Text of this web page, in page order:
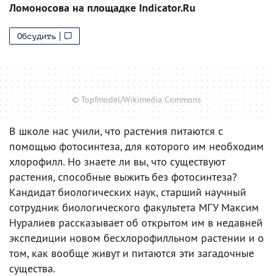
Ломоносова на площадке Indicator.Ru
Обсудить
© Topfmodel/Wikimedia Commons
В школе нас учили, что растения питаются с
помощью фотосинтеза, для которого им необходим
хлорофилл. Но знаете ли вы, что существуют
растения, способные выжить без фотосинтеза?
Кандидат биологических наук, старший научный
сотрудник биологического факультета МГУ Максим
Нуралиев рассказывает об открытом им в недавней
экспедиции новом бесхлорофилльном растении и о
том, как вообще живут и питаются эти загадочные
существа.